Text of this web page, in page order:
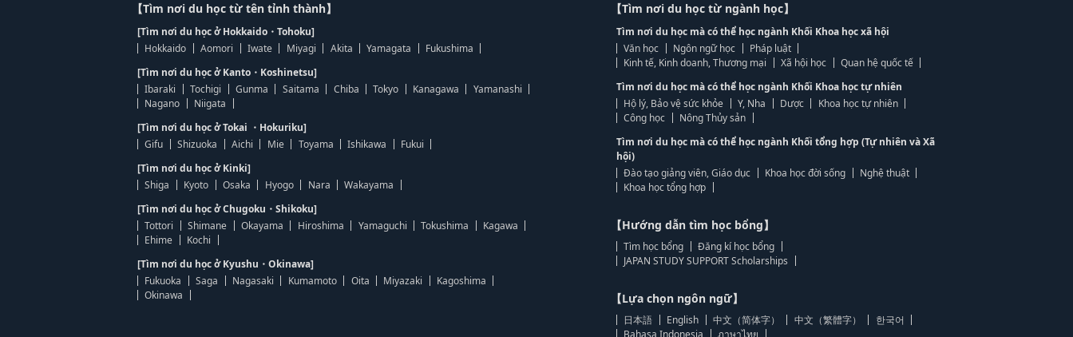
【Tìm nơi du học từ tên tỉnh thành】
[Tìm nơi du học ở Hokkaido・Tohoku]
Hokkaido
Aomori Iwate Miyagi Akita Yamagata
Fukushima
[Tìm nơi du học ở Kanto・Koshinetsu]
Ibaraki
Tochigi Gunma Saitama Chiba Tokyo Kanagawa
Yamanashi
Nagano
Niigata
[Tìm nơi du học ở Tokai ・Hokuriku]
Gifu
Shizuoka Aichi Mie Toyama Ishikawa
Fukui
[Tìm nơi du học ở Kinki]
Shiga
Kyoto Osaka Hyogo Nara
Wakayama
[Tìm nơi du học ở Chugoku・Shikoku]
Tottori
Shimane Okayama Hiroshima Yamaguchi Tokushima
Kagawa
Ehime
Kochi
[Tìm nơi du học ở Kyushu・Okinawa]
Fukuoka
Saga Nagasaki Kumamoto Oita Miyazaki
Kagoshima
Okinawa
【Tìm nơi du học từ ngành học】
Tìm nơi du học mà có thể học ngành Khối Khoa học xã hội
Văn học
Ngôn ngữ học
Pháp luật
Kinh tế, Kinh doanh, Thương mại
Xã hội học
Quan hệ quốc tế
Tìm nơi du học mà có thể học ngành Khối Khoa học tự nhiên
Hộ lý, Bảo vệ sức khỏe
Y, Nha Dược
Khoa học tự nhiên
Công học
Nông Thủy sản
Tìm nơi du học mà có thể học ngành Khối tổng hợp (Tự nhiên và Xã
hội)
Đào tạo giảng viên, Giáo dục
Khoa học đời sống
Nghệ thuật
Khoa học tổng hợp
【Hướng dẫn tìm học bổng】
Tìm học bổng
Đăng kí học bổng
JAPAN STUDY SUPPORT Scholarships
【Lựa chọn ngôn ngữ】
日本語 English 中文（简体字） 中文（繁體字）
한국어
Bahasa Indonesia
ภาษาไทย